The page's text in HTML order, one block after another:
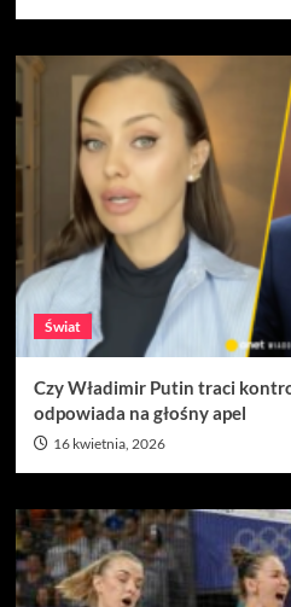
Świat
Czy Władimir Putin traci
odpowiada na głośny apel
16 kwietnia, 2026